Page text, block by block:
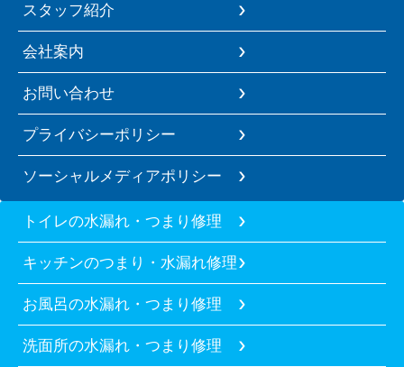
スタッフ紹介
会社案内
お問い合わせ
プライバシーポリシー
ソーシャルメディアポリシー
トイレの水漏れ・つまり修理
キッチンのつまり・水漏れ修理
お風呂の水漏れ・つまり修理
洗面所の水漏れ・つまり修理